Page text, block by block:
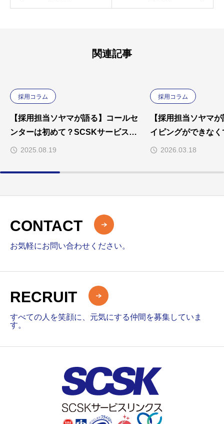
関連記事
採用コラム
【採用担当ソヤマが語る】コールセ
ンターは初めて？SCSKサービスリ
ンクスなら未経験から大丈夫！手厚
2025.08.19
採用コラム
【採用担当ソヤマ
イピングができな
コン操作に不安が
2026.03.18
CONTACT
お気軽にお問い合わせください。
RECRUIT
すべての人を笑顔に、元気にする仲間を募集していま
す。